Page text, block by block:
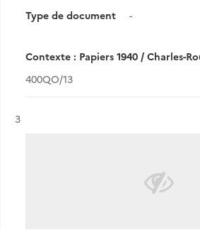
Type de document
-
Contexte : Papiers 1940 / Charles-
400QO/13
Résultat n°
3